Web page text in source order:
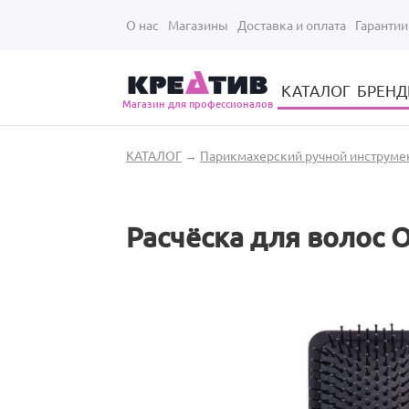
О нас Магазины Доставка и оплата Гарантии
Магазин для профессионалов
КАТАЛОГ
Вы здесь
КАТАЛОГ→ Парикмахерский ручной
Расчёска для волос